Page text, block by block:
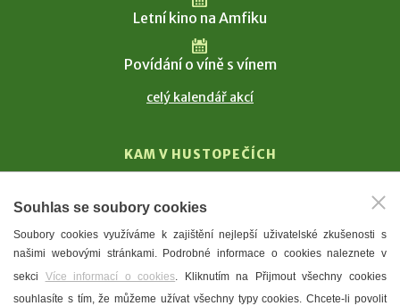
Letní kino na Amfiku
Povídání o víně s vínem
celý kalendář akcí
KAM V HUSTOPEČÍCH
T. G. Masaryk
Mandloně
Ubytování
Restaurace
Souhlas se soubory cookies
Soubory cookies využíváme k zajištění nejlepší uživatelské zkušenosti s
našimi webovými stránkami. Podrobné informace o cookies naleznete v
sekci Více informací o cookies. Kliknutím na Přijmout všechny cookies
souhlasíte s tím, že můžeme užívat všechny typy cookies. Chcete-li povolit